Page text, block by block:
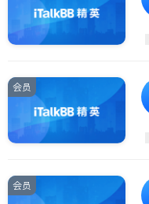
会员
会员